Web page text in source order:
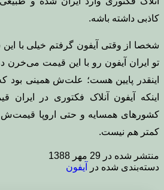
کاذبی داشته باشه.
شخصا از وقتی آیفون گرفتم خیلی با
تو ایران آیفون رو با این قیمت
اینقدر پایین هست؛ علت‌ش همینی بود
اینکه آیفون آنلاک فکتوری در ایران
کشورهای همسایه و حتی اروپا قیمت‌ش
کمتر هم نیست.
منتشر شده در 29 مهر 1388
دسته‌بندی شده در
آیفون